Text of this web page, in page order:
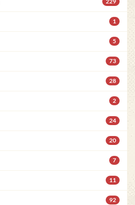
1
5
73
28
2
24
20
7
11
92